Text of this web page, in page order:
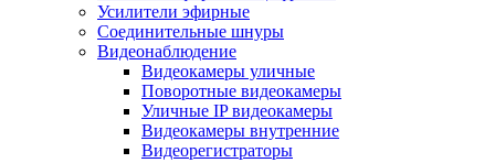
Усилители эфирные
Соединительные шнуры
Видеонаблюдение
Видеокамеры уличные
Поворотные видеокамеры
Уличные IP видеокамеры
Видеокамеры внутренние
Видеорегистраторы